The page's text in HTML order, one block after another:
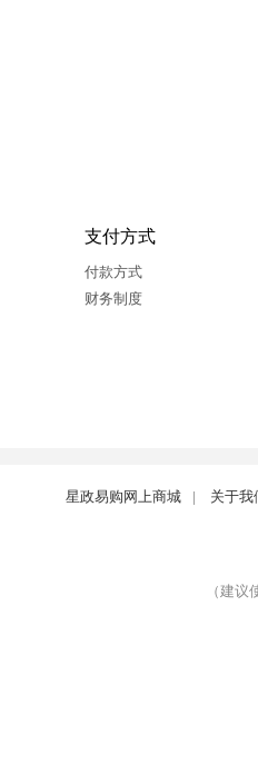
支付方式
付款方式
财务制度
星政易购网上商城 | 关于我
（建